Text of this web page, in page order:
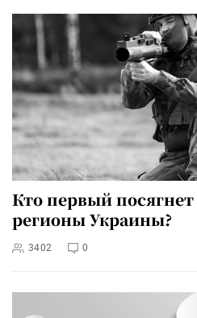
Кто первый
регионы Украины?
3402 0